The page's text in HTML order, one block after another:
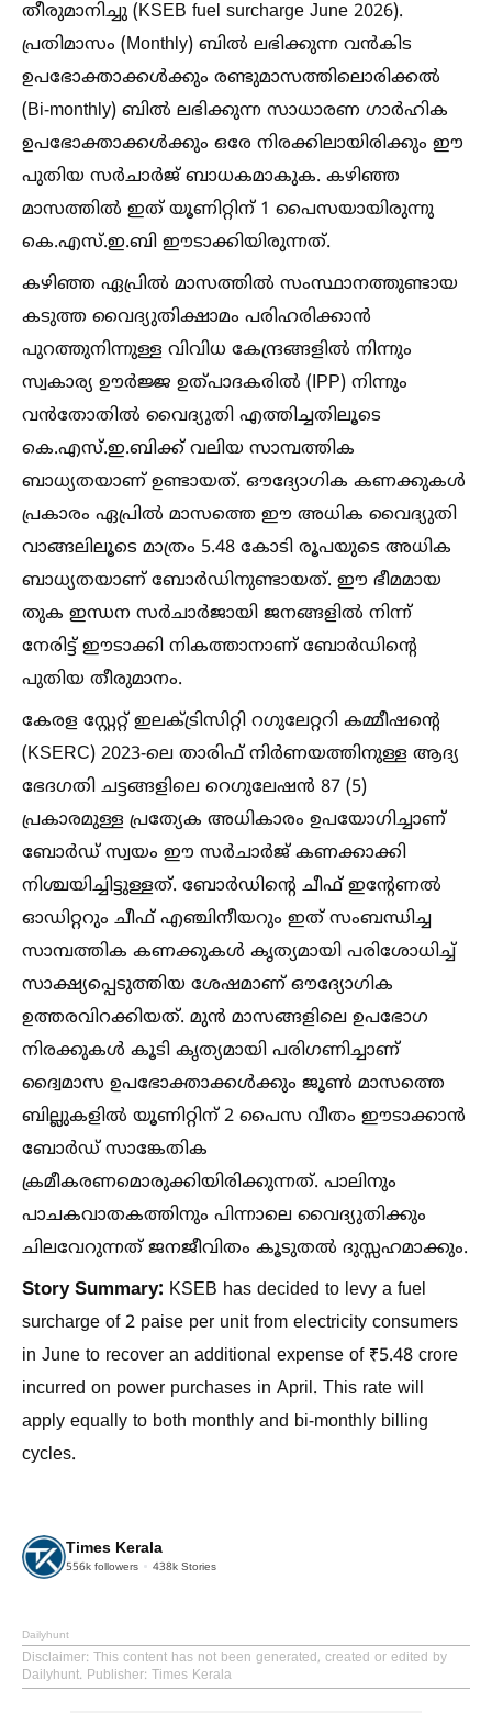
തീരുമാനിച്ചു (KSEB fuel surcharge June 2026).
പ്രതിമാസം (Monthly) ബില്‍ ലഭിക്കുന്ന വൻകിട
ഉപഭോക്താക്കള്‍ക്കും രണ്ടുമാസത്തിലൊരിക്കല്‍
(Bi-monthly) ബില്‍ ലഭിക്കുന്ന സാധാരണ ഗാർഹിക
ഉപഭോക്താക്കള്‍ക്കും ഒരേ നിരക്കിലായിരിക്കും ഈ
പുതിയ സർചാർജ് ബാധകമാകുക. കഴിഞ്ഞ
മാസത്തില്‍ ഇത് യൂണിറ്റിന് 1 പൈസയായിരുന്നു
കെ.എസ്.ഇ.ബി ഈടാക്കിയിരുന്നത്.
കഴിഞ്ഞ ഏപ്രില്‍ മാസത്തില്‍ സംസ്ഥാനത്തുണ്ടായ
കടുത്ത വൈദ്യുതിക്ഷാമം പരിഹരിക്കാൻ
പുറത്തുനിന്നുള്ള വിവിധ കേന്ദ്രങ്ങളില്‍ നിന്നും
സ്വകാര്യ ഊർജ്ജ ഉത്പാദകരില്‍ (IPP) നിന്നും
വൻതോതില്‍ വൈദ്യുതി എത്തിച്ചതിലൂടെ
കെ.എസ്.ഇ.ബിക്ക് വലിയ സാമ്പത്തിക
ബാധ്യതയാണ് ഉണ്ടായത്. ഔദ്യോഗിക കണക്കുകള്‍
പ്രകാരം ഏപ്രില്‍ മാസത്തെ ഈ അധിക വൈദ്യുതി
വാങ്ങലിലൂടെ മാത്രം 5.48 കോടി രൂപയുടെ അധിക
ബാധ്യതയാണ് ബോർഡിനുണ്ടായത്. ഈ ഭീമമായ
തുക ഇന്ധന സർചാർജായി ജനങ്ങളില്‍ നിന്ന്
നേരിട്ട് ഈടാക്കി നികത്താനാണ് ബോർഡിന്റെ
പുതിയ തീരുമാനം.
കേരള സ്റ്റേറ്റ് ഇലക്‌ട്രിസിറ്റി റഗുലേറ്ററി കമ്മീഷന്റെ
(KSERC) 2023-ലെ താരിഫ് നിർണയത്തിനുള്ള ആദ്യ
ഭേദഗതി ചട്ടങ്ങളിലെ റെഗുലേഷൻ 87 (5)
പ്രകാരമുള്ള പ്രത്യേക അധികാരം ഉപയോഗിച്ചാണ്
ബോർഡ് സ്വയം ഈ സർചാർജ് കണക്കാക്കി
നിശ്ചയിച്ചിട്ടുള്ളത്. ബോർഡിന്റെ ചീഫ് ഇന്റേണല്‍
ഓഡിറ്ററും ചീഫ് എഞ്ചിനീയറും ഇത് സംബന്ധിച്ച
സാമ്പത്തിക കണക്കുകള്‍ കൃത്യമായി പരിശോധിച്ച്‌
സാക്ഷ്യപ്പെടുത്തിയ ശേഷമാണ് ഔദ്യോഗിക
ഉത്തരവിറക്കിയത്. മുൻ മാസങ്ങളിലെ ഉപഭോഗ
നിരക്കുകള്‍ കൂടി കൃത്യമായി പരിഗണിച്ചാണ്
ദ്വൈമാസ ഉപഭോക്താക്കള്‍ക്കും ജൂണ്‍ മാസത്തെ
ബില്ലുകളില്‍ യൂണിറ്റിന് 2 പൈസ വീതം ഈടാക്കാൻ
ബോർഡ് സാങ്കേതിക
ക്രമീകരണമൊരുക്കിയിരിക്കുന്നത്. പാലിനും
പാചകവാതകത്തിനും പിന്നാലെ വൈദ്യുതിക്കും
ചിലവേറുന്നത് ജനജീവിതം കൂടുതല്‍ ദുസ്സഹമാക്കും.
Story Summary: KSEB has decided to levy a fuel
surcharge of 2 paise per unit from electricity consumers
in June to recover an additional expense of ₹5.48 crore
incurred on power purchases in April. This rate will
apply equally to both monthly and bi-monthly billing
cycles.
Times Kerala
556k followers 438k Stories
Dailyhunt
Disclaimer: This content has not been generated, created or edited by
Dailyhunt. Publisher: Times Kerala